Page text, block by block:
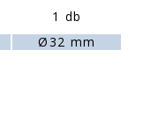
1 db
Ø32 mm